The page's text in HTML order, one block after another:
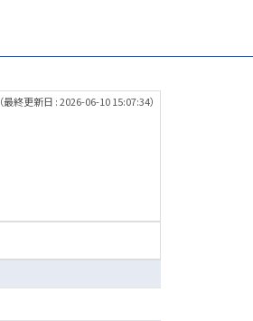
（最終更新日 : 2026-06-10 15:07:34）